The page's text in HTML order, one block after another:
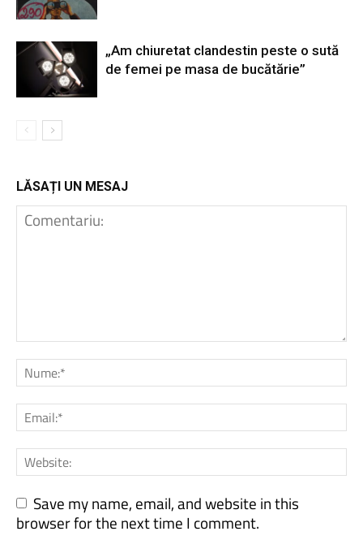
„Am chiuretat clandestin peste o sută
de femei pe masa de bucătărie”
LĂSAȚI UN MESAJ
Save my name, email, and website in this
browser for the next time I comment.